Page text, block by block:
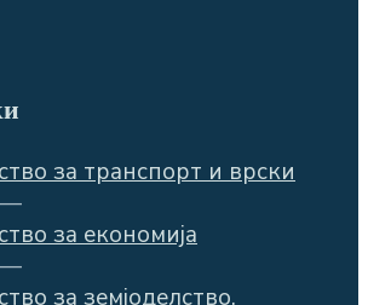
за транспорт и врски
за економија
за земјоделство,